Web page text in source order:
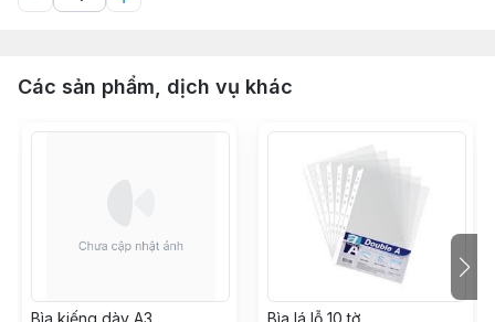
Các sản phẩm, dịch vụ khác
Bìa kiếng dày A3 Bìa lá lỗ 10 tờ